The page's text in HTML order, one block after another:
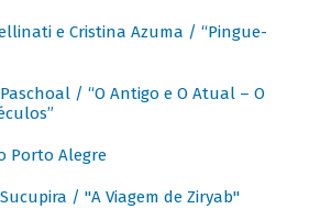
e Cristina Azuma / “Pingue-
/ “O Antigo e O Atual – O
Porto Alegre
/ "A Viagem de Ziryab"